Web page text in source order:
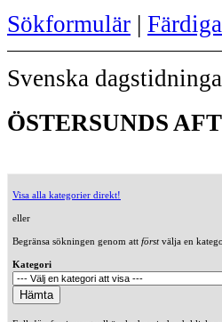
Sökformulär |
Svenska
ÖSTERSUNDS
Visa alla kategorier direkt!
eller
Begränsa sökningen genom att förstvälja en
Kategori